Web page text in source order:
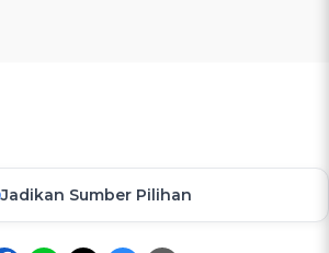
Jadikan Sumber Pilihan